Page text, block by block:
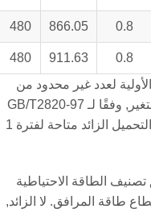
866.05
480
600
911.63
480
600
غير محدود من
الساعات السنوية في تطبيق التحميل المتغير, وفقًا لـ GB/T2820-97
(مكافئ ISO8528) ; أ 10% القدرة على التحميل الزائد متاحة لفترة 1
الاحتياطية
لا الزائد,